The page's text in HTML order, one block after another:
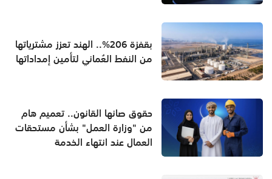
بقفزة 206%.. الهند تعزز مشترياتها
من النفط العُماني لتأمين إمداداتها
حقوق صانها القانون.. تعميم هام
من "وزارة العمل" بشأن مستحقات
العمال عند انتهاء الخدمة